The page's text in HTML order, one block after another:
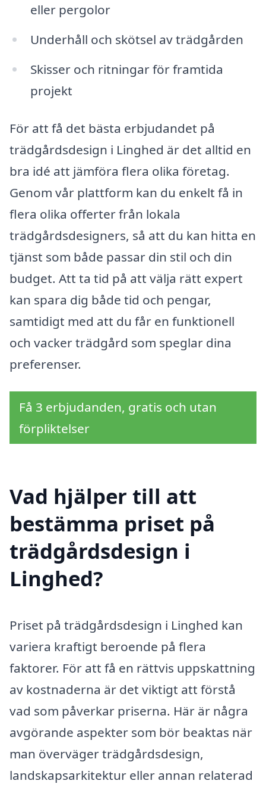
eller pergolor
Underhåll och skötsel av trädgården
Skisser och ritningar för framtida
projekt
För att få det bästa erbjudandet på
trädgårdsdesign i Linghed är det alltid en
bra idé att jämföra flera olika företag.
Genom vår plattform kan du enkelt få in
flera olika offerter från lokala
trädgårdsdesigners, så att du kan hitta en
tjänst som både passar din stil och din
budget. Att ta tid på att välja rätt expert
kan spara dig både tid och pengar,
samtidigt med att du får en funktionell
och vacker trädgård som speglar dina
preferenser.
Få 3 erbjudanden, gratis och utan
förpliktelser
Vad hjälper till att
bestämma priset på
trädgårdsdesign i
Linghed?
Priset på trädgårdsdesign i Linghed kan
variera kraftigt beroende på flera
faktorer. För att få en rättvis uppskattning
av kostnaderna är det viktigt att förstå
vad som påverkar priserna. Här är några
avgörande aspekter som bör beaktas när
man överväger trädgårdsdesign,
landskapsarkitektur eller annan relaterad